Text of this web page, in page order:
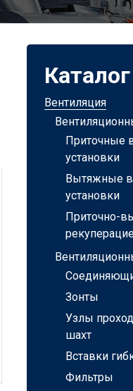
Каталог
Вентиляция
Приточные
установки
Вытяжные
установки
Приточно-
Зонты
Узлы
шахт
Вставки
Фильтры